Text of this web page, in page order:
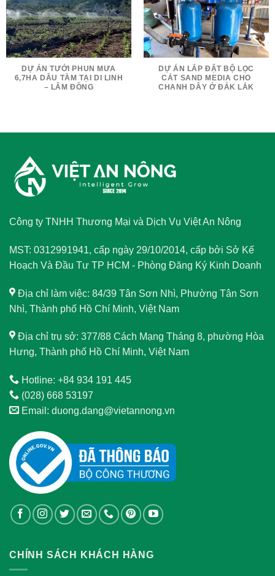
DỰ ÁN TƯỚI PHUN MƯA
6,7HA DÂU TẰM TẠI DI LINH
– LÂM ĐỒNG
DỰ ÁN LẮP ĐẶT BỘ LỌC
CÁT SAND MEDIA CHO
CHANH DÂY Ở ĐẮK LẮK
Công ty TNHH Thương Mại và Dịch Vụ Việt An Nông
MST: 0312991941, cấp ngày 29/10/2014, cấp bởi Sở Kế
Hoạch Và Đầu Tư TP HCM - Phòng Đăng Ký Kinh Doanh
Địa chỉ làm việc: 84/39 Tân Sơn Nhì, Phường Tân Sơn
Nhì, Thành phố Hồ Chí Minh, Việt Nam
Địa chỉ trụ sở: 377/88 Cách Mạng Tháng 8, phường Hòa
Hưng, Thành phố Hồ Chí Minh, Việt Nam
Hotline: +84 934 191 445
(028) 668 53197
Email: duong.dang@vietannong.vn
CHÍNH SÁCH KHÁCH HÀNG